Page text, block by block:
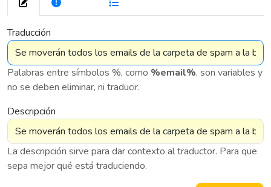
Traducción
Palabras entre símbolos %, como %email%, son variables y
no se deben eliminar, ni traducir.
Descripción
La descripción sirve para dar contexto al traductor. Para que
sepa mejor qué está traduciendo.